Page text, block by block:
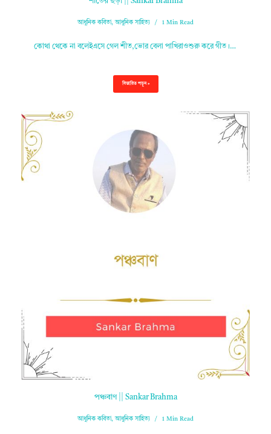
আধুনিক কবিতা,আধুনিক সাহিত্য 1 Min Read
কোথা থেকে না বলেইএসে গেল শীত,ভোর বেলা পাখিরাওশুরু করে গীত।…
বিস্তারিত পড়ুন »
পঞ্চবাণ || Sankar Brahma
আধুনিক কবিতা,আধুনিক সাহিত্য 1 Min Read